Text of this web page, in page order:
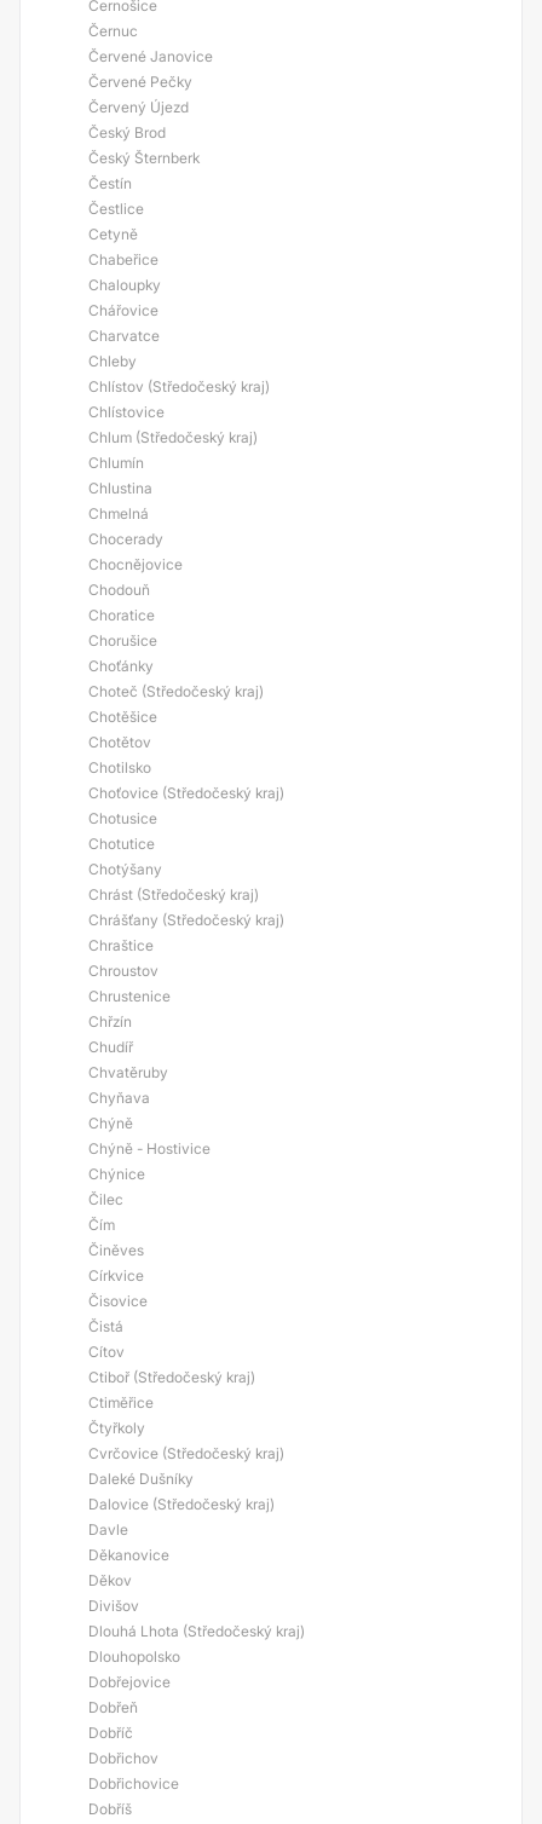
Černošice
Černuc
Červené Janovice
Červené Pečky
Červený Újezd
Český Brod
Český Šternberk
Čestín
Čestlice
Cetyně
Chabeřice
Chaloupky
Chářovice
Charvatce
Chleby
Chlístov (Středočeský kraj)
Chlístovice
Chlum (Středočeský kraj)
Chlumín
Chlustina
Chmelná
Chocerady
Chocnějovice
Chodouň
Choratice
Chorušice
Choťánky
Choteč (Středočeský kraj)
Chotěšice
Chotětov
Chotilsko
Choťovice (Středočeský kraj)
Chotusice
Chotutice
Chotýšany
Chrást (Středočeský kraj)
Chrášťany (Středočeský kraj)
Chraštice
Chroustov
Chrustenice
Chřzín
Chudíř
Chvatěruby
Chyňava
Chýně
Chýně - Hostivice
Chýnice
Čilec
Čím
Činěves
Církvice
Čisovice
Čistá
Cítov
Ctiboř (Středočeský kraj)
Ctiměřice
Čtyřkoly
Cvrčovice (Středočeský kraj)
Daleké Dušníky
Dalovice (Středočeský kraj)
Davle
Děkanovice
Děkov
Divišov
Dlouhá Lhota (Středočeský kraj)
Dlouhopolsko
Dobřejovice
Dobřeň
Dobříč
Dobřichov
Dobřichovice
Dobříš